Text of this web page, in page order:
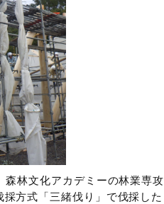
林文化アカデミーの林業専攻
方式「三緒伐り」で伐採した